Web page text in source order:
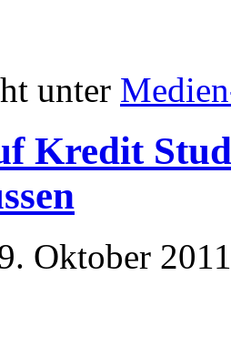
unter
Kredit
Oktober 2011